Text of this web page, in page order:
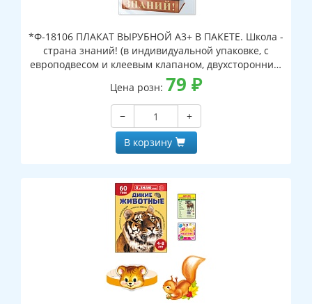
*Ф-18106 ПЛАКАТ ВЫРУБНОЙ А3+ В ПАКЕТЕ. Школа -
страна знаний! (в индивидуальной упаковке, с
европодвесом и клеевым клапаном, двухсторонний,
ВД-лак)
Цена розн: 79 ₽
−
+
В корзину